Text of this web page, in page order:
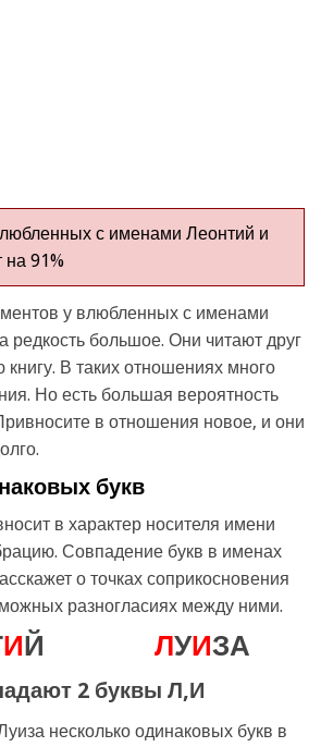
с именами Леонтий и
на 91%
у влюбленных с именами
редкость большое. Они читают друг
книгу. В таких отношениях много
Но есть большая вероятность
в отношения новое, и они
букв
в характер носителя имени
Совпадение букв в именах
о точках соприкосновения
разногласиях между ними.
ИЙ ЛУИЗА
2 буквы Л,И
несколько одинаковых букв в